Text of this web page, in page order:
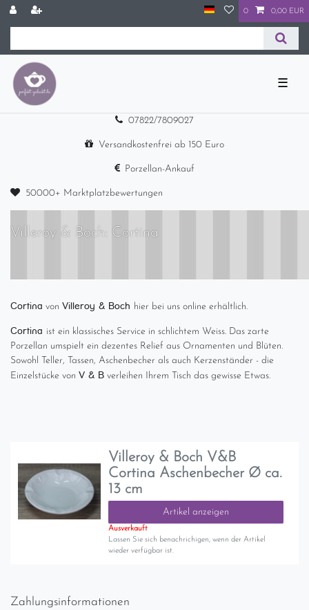
0 0,00 EUR
☰
07822/7809027
Versandkostenfrei ab 150 Euro
Porzellan-Ankauf
50000+ Marktplatzbewertungen
Villeroy & Boch: Cortina
Cortina von Villeroy & Boch hier bei uns online erhältlich.
Cortina ist ein klassisches Service in schlichtem Weiss. Das zarte
Porzellan umspielt ein dezentes Relief aus Ornamenten und Blüten.
Sowohl Teller, Tassen, Aschenbecher als auch Kerzenständer - die
Einzelstücke von V & B verleihen Ihrem Tisch das gewisse Etwas.
Villeroy & Boch V&B
Cortina Aschenbecher Ø ca.
13 cm
Artikel anzeigen
Ausverkauft
Lassen Sie sich benachrichigen, wenn der Artikel
wieder verfügbar ist.
Zahlungsinformationen